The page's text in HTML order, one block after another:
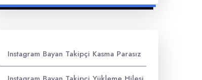
Instagram Bayan Takipçi Kasma Parasız